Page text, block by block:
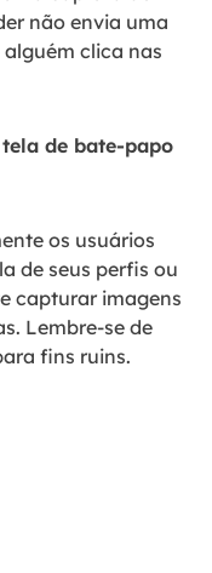
não envia uma
clica nas
de bate-papo
os usuários
de seus perfis ou
capturar imagens
Lembre-se de
fins ruins.